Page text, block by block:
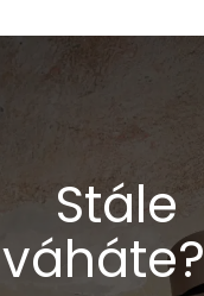
Stále
váháte?